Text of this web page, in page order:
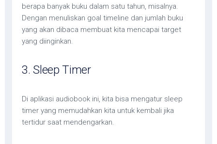
berapa banyak buku dalam satu tahun, misalnya.
Dengan menuliskan goal timeline dan jumlah buku
yang akan dibaca membuat kita mencapai target
yang diinginkan.
3. Sleep Timer
Di aplikasi audiobook ini, kita bisa mengatur sleep
timer yang memudahkan kita untuk kembali jika
tertidur saat mendengarkan.